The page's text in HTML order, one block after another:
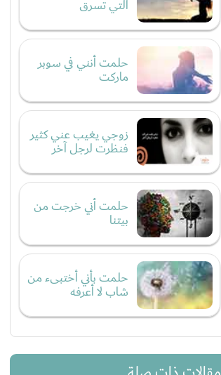
التي تسرق
حلمت أنني في سوبر
ماركت
زوجي يغيب عني كثير
فنظرت لرجل آخر
حلمت أني خرجت من
بيتنا
حلمت بأني أختبىء من
شاب لا أعرفه